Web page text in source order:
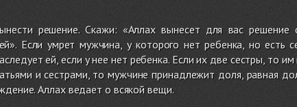
решение. Скажи: «Аллах вынесет для вас решение
Если умрет мужчина, у которого нет ребенка, но есть
ей, если у нее нет ребенка. Если их две сестры, то
и сестрами, то мужчине принадлежит доля, равная
Аллах ведает о всякой вещи.